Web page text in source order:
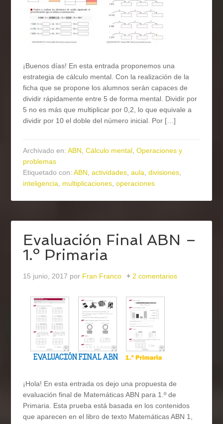
¡Buenos días! En esta entrada proponemos una
estrategia de cálculo mental. Con la realización de la
ficha que se propone los alumnos serán capaces de
dividir rápidamente entre 5 de forma mental. Dividir por
5 no es más que multiplicar por 0,2, lo que equivale a
dividir por 10 el doble del número inicial. Por […]
Archivado en:ABN,Cálculo mental,Operaciones y
problemas
Etiquetado con:ABN,actividades,aula,divisiones,
inteligencia, multiplicaciones,operaciones
Evaluación Final ABN –
1.º Primaria
15 junio, 2017 por Fran Franco 2 comentarios
¡Hola! En esta entrada os dejo una propuesta de
evaluación final de Matemáticas ABN para 1.º de
Primaria. Esta prueba está basada en los contenidos
que aparecen en el libro de texto Matemáticas ABN 1,